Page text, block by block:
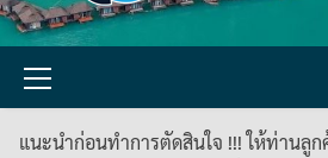
Primary
แนะนำก่อนทำการตัดสินใจ !!! ให้ท่านลู